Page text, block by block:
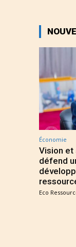
Économie
Vision et
défend
Eco